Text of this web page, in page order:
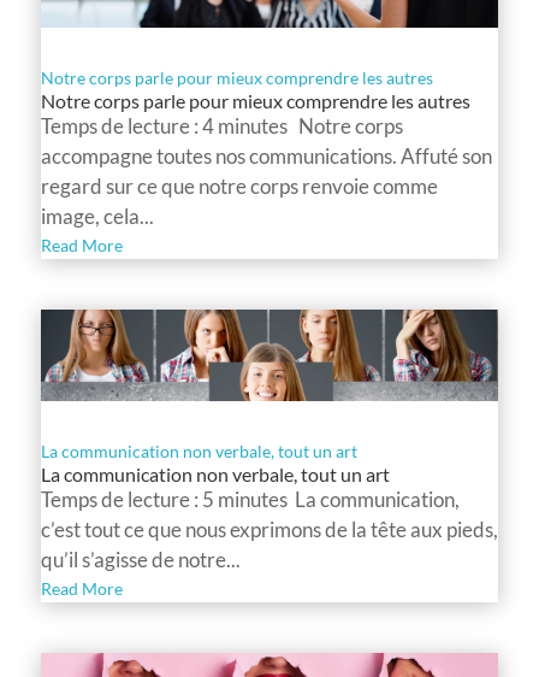
Notre corps parle pour mieux comprendre les autres
Notre corps parle pour mieux comprendre les autres
Temps de lecture : 4 minutes Notre corps
accompagne toutes nos communications. Affuté son
regard sur ce que notre corps renvoie comme
image, cela...
Read More
La communication non verbale, tout un art
La communication non verbale, tout un art
Temps de lecture : 5 minutes La communication,
c’est tout ce que nous exprimons de la tête aux pieds,
qu’il s’agisse de notre...
Read More